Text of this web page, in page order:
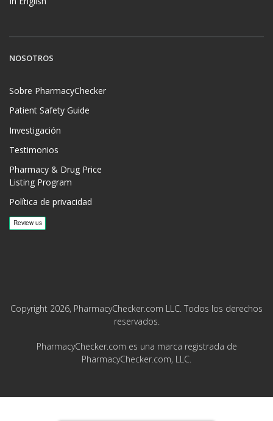
NOSOTROS
Sobre PharmacyChecker
Patient Safety Guide
Investigación
Testimonios
Pharmacy & Drug Price
Listing Program
Política de privacidad
Copyright 2026, PharmacyChecker.com LLC. Todos los derechos
reservados.
PharmacyChecker.com es una marca registrada de
PharmacyChecker.com, LLC.